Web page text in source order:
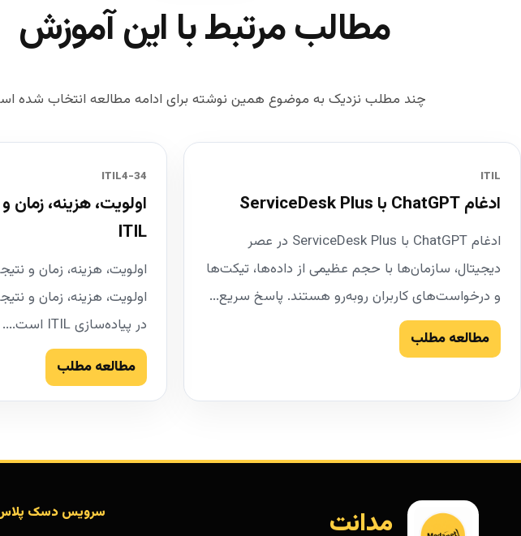
مطالب مرتبط با این آموزش
چند مطلب نزدیک به موضوع همین نوشته برای ادامه مطالعه انتخاب شده
ITIL
ادغام ChatGPT با ServiceDesk Plus
ادغام ChatGPT با ServiceDesk Plus در عصر
دیجیتال، سازمان‌ها با حجم عظیمی از داده‌ها، تیکت‌ها
و درخواست‌های کاربران روبه‌رو هستند. پاسخ سریع...
مطالعه مطلب
34-ITIL4
اولویت، هزینه، زمان
ITIL
در پیاده‌سازی ITIL است....
مطالعه مطلب
مدانت سرویس دسک